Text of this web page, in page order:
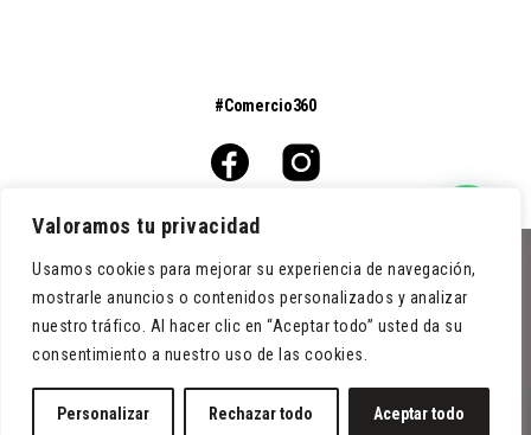
Valoramos tu privacidad
Usamos cookies para mejorar su experiencia de navegación,
mostrarle anuncios o contenidos personalizados y analizar
nuestro tráfico. Al hacer clic en “Aceptar todo” usted da su
consentimiento a nuestro uso de las cookies.
Personalizar Rechazar todo Aceptar todo
#Comercio360
Condiciones de venta
Aviso legal
0